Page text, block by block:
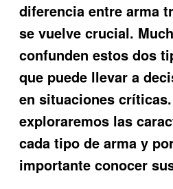
diferencia entre arma
se vuelve crucial.
confunden estos dos
que puede llevar a
en situaciones
exploraremos las
cada tipo de arma y
importante conocer